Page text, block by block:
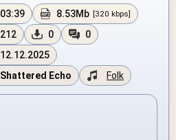
03:39 8.53Mb [320 kbps]
212 0
0
12.12.2025
Shattered Echo
Folk